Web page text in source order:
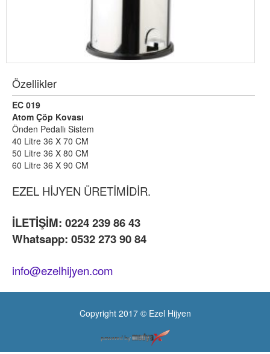
Özellikler
EC 019
Atom Çöp Kovası
Önden Pedallı Sistem
40 Litre 36 X 70 CM
50 Litre 36 X 80 CM
60 Litre 36 X 90 CM
EZEL HİJYEN ÜRETİMİDİR.
İLETİŞİM: 0224 239 86 43
Whatsapp: 0532 273 90 84
info@ezelhijyen.com
Copyright 2017 © Ezel Hijyen